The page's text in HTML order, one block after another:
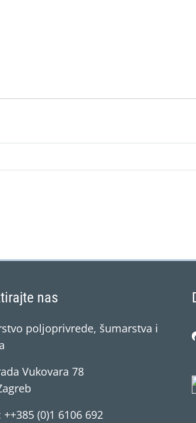
nas
poljoprivrede, šumarstva i
Vukovara 78
(0)1 6106 692